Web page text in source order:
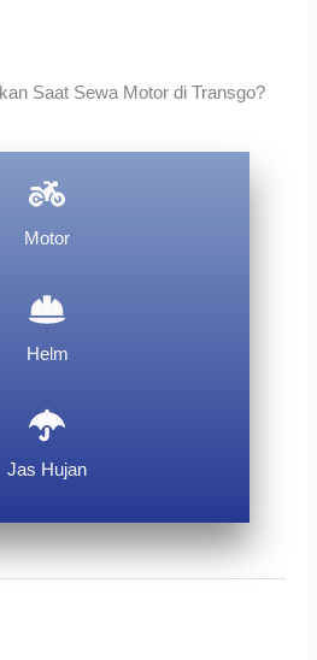
Saat Sewa Motor di Transgo?
Motor
Helm
Jas Hujan